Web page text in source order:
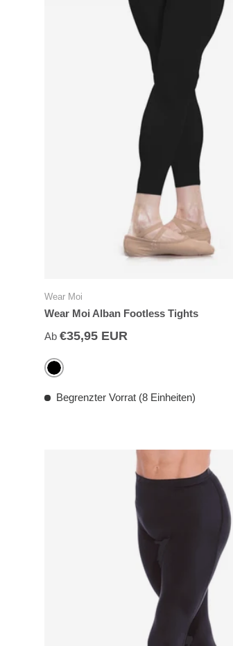
Wear Moi
Wear Moi Alban Footless Tights
Ab €35,95 EUR
Black
Begrenzter Vorrat (8 Einheiten)